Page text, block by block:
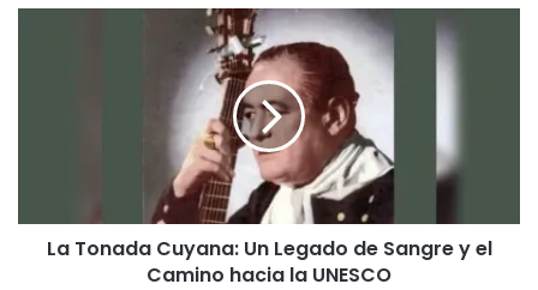
el
CaminoLa Tonada Cuyana: Un Legado de Sangre y el
Camino hacia la UNESCO